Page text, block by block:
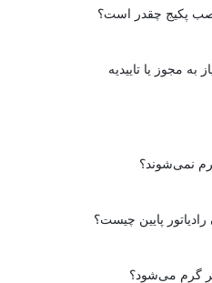
پکیج چقدر است؟
به مجوز یا تاییدیه
نمی‌شوند؟
پایین چیست؟
گرم می‌شود؟